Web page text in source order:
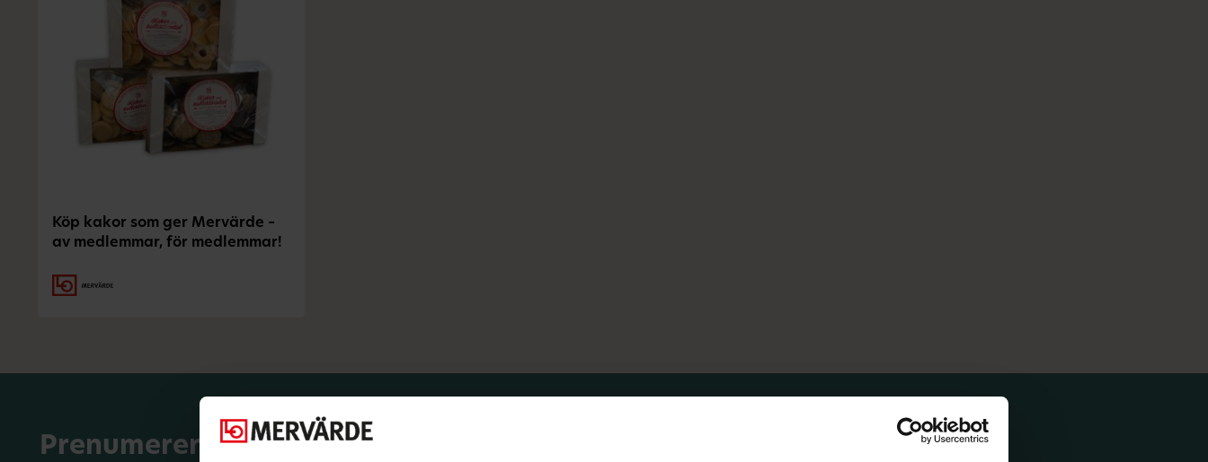
Köp kakor som ger Mervärde –
av medlemmar, för medlemmar!
Prenumerera på dina